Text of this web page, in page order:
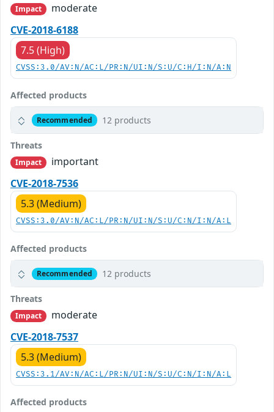
Impact
moderate
CVE-2018-6188
7.5 (High)
CVSS:3.0/AV:N/AC:L/PR:N/UI:N/S:U/C:H/I:N/A:N
Affected products
Recommended 12 products
Threats
Impact
important
CVE-2018-7536
5.3 (Medium)
CVSS:3.0/AV:N/AC:L/PR:N/UI:N/S:U/C:N/I:N/A:L
Affected products
Recommended 12 products
Threats
Impact
moderate
CVE-2018-7537
5.3 (Medium)
CVSS:3.1/AV:N/AC:L/PR:N/UI:N/S:U/C:N/I:N/A:L
Affected products